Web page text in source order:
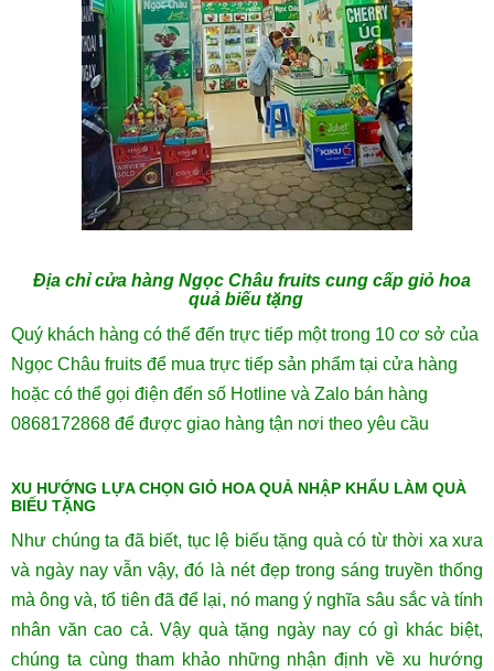
Địa chỉ cửa hàng Ngọc Châu fruits cung cấp giỏ hoa
quả biếu tặng
Quý khách hàng có thể đến trực tiếp một trong 10 cơ sở của
Ngọc Châu fruits để mua trực tiếp sản phẩm tại cửa hàng
hoặc có thể gọi điện đến số Hotline và Zalo bán hàng
0868172868 để được giao hàng tận nơi theo yêu cầu
XU HƯỚNG LỰA CHỌN GIỎ HOA QUẢ NHẬP KHẨU LÀM QUÀ
BIẾU TẶNG
Như chúng ta đã biết, tục lệ biếu tặng quà có từ thời xa xưa
và ngày nay vẫn vậy, đó là nét đẹp trong sáng truyền thống
mà ông và, tổ tiên đã để lại, nó mang ý nghĩa sâu sắc và tính
nhân văn cao cả. Vậy quà tặng ngày nay có gì khác biệt,
chúng ta cùng tham khảo những nhận định về xu hướng